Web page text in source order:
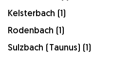
Kelsterbach (1)
Rodenbach (1)
Sulzbach (Taunus) (1)